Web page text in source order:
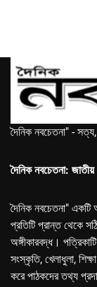
দৈনিক নবচেতনা" -
দৈনিক নবচেতনা: জাতীয়
দৈনিক নবচেতনা" একটি
প্রতিটি প্রান্ত থেকে
অঙ্গীকারবদ্ধ।
সংস্কৃতি, খেলাধুলা,
করে পাঠকদের তথ্য